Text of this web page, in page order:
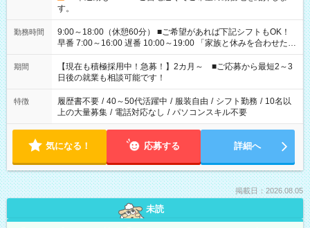
す。
勤務時間
9:00～18:00（休憩60分） ■ご希望があれば下記シフトもOK！
早番 7:00～16:00 遅番 10:00～19:00 「家族と休みを合わせた
い」 「余裕を持って夕飯の準備がしたい」 「できれば残業はし
たくない」 など、ご希望を教えてくださいね。 ※Wワーク希望
の方へ 今ご覧のお仕事で希望する勤務時間と、もう1つのお仕事
の勤務時間。 合計で週40時間を超える場合は応募できません。
期間
【現在も積極採用中！急募！】2カ月～ ■ご応募から最短2～3
日後の就業も相談可能です！
特徴 履歴書不要 / 40～50代活躍中 / 服装自由 / シフト勤務 / 10名以
上の大量募集 / 電話対応なし / パソコンスキル不要
気になる！ 応募する 詳細へ
掲載日：2026.08.05
未読